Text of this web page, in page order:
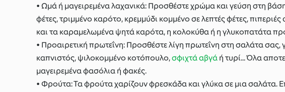
• Ωμά ή μαγειρεμένα λαχανικά: Προσθέστε χρώμα και γεύση στη
φέτες, τριμμένο καρότο, κρεμμύδι κομμένο σε λεπτές φέτες,
και τα καραμελωμένα ψητά καρότα, η κολοκύθα ή η γλυκοπατάτα
• Προαιρετική πρωτεΐνη: Προσθέστε λίγη πρωτεΐνη στη σαλάτα
καπνιστός, ψιλοκομμένο κοτόπουλο,σφιχτά αβγά ή τυρί... Όλα
μαγειρεμένα φασόλια ή φακές.
• Φρούτα: Τα φρούτα χαρίζουν φρεσκάδα και γλύκα σε μια σαλάτα.